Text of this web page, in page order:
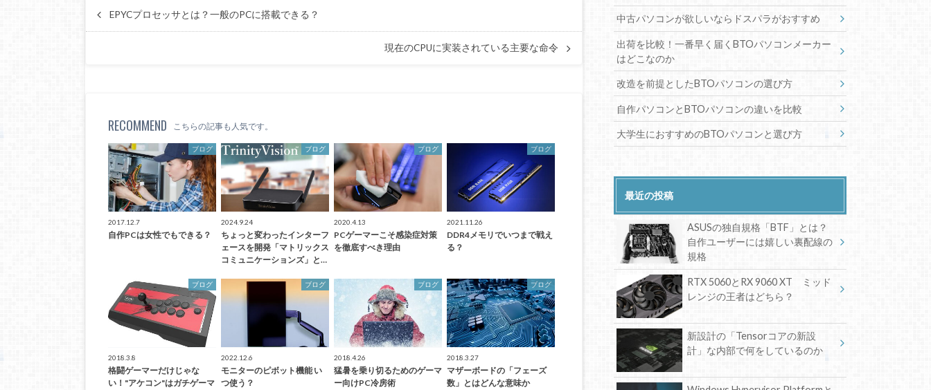
EPYCプロセッサとは？一般のPCに搭載できる？
現在のCPUに実装されている主要な命令
RECOMMEND こちらの記事も人気です。
ブログ
2017.12.7
自作PCは女性でもできる？
ブログ
2024.9.24
ちょっと変わったインターフ
ェースを開発「マトリックス
コミュニケーションズ」と…
ブログ
2020.4.13
PCゲーマーこそ感染症対策
を徹底すべき理由
ブログ
2021.11.26
DDR4メモリでいつまで戦え
る？
ブログ
2018.3.8
格闘ゲーマーだけじゃな
い！"アケコン"はガチゲーマ
ブログ
2022.12.6
モニターのピボット機能 い
つ使う？
ブログ
2018.4.26
猛暑を乗り切るためのゲーマ
ー向けPC冷房術
ブログ
2018.3.27
マザーボードの「フェーズ
数」とはどんな意味か
中古パソコンが欲しいならドスパラがおすすめ
出荷を比較！一番早く届くBTOパソコンメーカー
はどこなのか
改造を前提としたBTOパソコンの選び方
自作パソコンとBTOパソコンの違いを比較
大学生におすすめのBTOパソコンと選び方
最近の投稿
ASUSの独自規格「BTF」とは？
自作ユーザーには嬉しい裏配線の
規格
RTX 5060とRX 9060 XT ミッド
レンジの王者はどちら？
新設計の「Tensorコアの新設
計」な内部で何をしているのか